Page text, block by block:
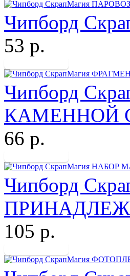
Чипборд
53 р.
Чипборд
КАМЕННОЙ
66 р.
Чипборд
105 р.